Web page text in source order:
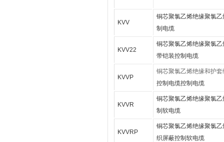
KVV
铜芯聚氯乙烯绝缘聚氯乙
制电缆
KVV22
铜芯聚氯乙烯绝缘聚氯乙
带铠装控制电缆
KVVP
铜芯聚氯乙烯绝缘和护套
控制电缆控制电缆
KVVR
铜芯聚氯乙烯绝缘聚氯乙
制软电缆
KVVRP
铜芯聚氯乙烯绝缘聚氯
织屏蔽控制软电缆